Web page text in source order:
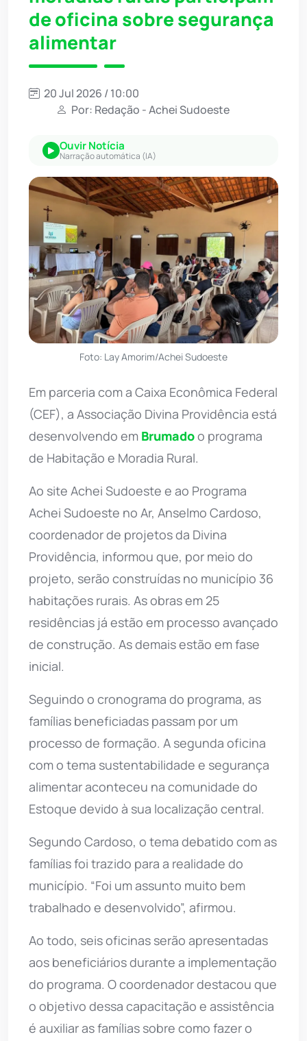
de oficina sobre segurança
alimentar
20 Jul 2026 / 10:00
Por: Redação - Achei Sudoeste
Ouvir Notícia
Narração automática (IA)
Foto: Lay Amorim/Achei Sudoeste
Em parceria com a Caixa Econômica Federal
(CEF), a Associação Divina Providência está
desenvolvendo em Brumadoo programa
de Habitação e Moradia Rural.
Ao site Achei Sudoeste e ao Programa
Achei Sudoeste no Ar, Anselmo Cardoso,
coordenador de projetos da Divina
Providência, informou que, por meio do
projeto, serão construídas no município 36
habitações rurais. As obras em 25
residências já estão em processo avançado
de construção. As demais estão em fase
inicial.
Seguindo o cronograma do programa, as
famílias beneficiadas passam por um
processo de formação. A segunda oficina
com o tema sustentabilidade e segurança
alimentar aconteceu na comunidade do
Estoque devido à sua localização central.
Segundo Cardoso, o tema debatido com as
famílias foi trazido para a realidade do
município. “Foi um assunto muito bem
trabalhado e desenvolvido”, afirmou.
Ao todo, seis oficinas serão apresentadas
aos beneficiários durante a implementação
do programa. O coordenador destacou que
o objetivo dessa capacitação e assistência
é auxiliar as famílias sobre como fazer o